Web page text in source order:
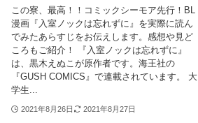
この寮、最高！！コミックシーモア先行！BL
漫画『入室ノックは忘れずに』を実際に読ん
でみたあらすじをお伝えします。感想や見ど
ころもご紹介！ 『入室ノックは忘れずに』
は、黒木えぬこが原作者です。海王社の
『GUSH COMICS』で連載されています。 大
学生...
2021年8月26日 2021年8月27日